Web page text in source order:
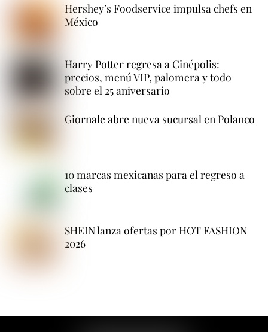
Hershey’s Foodservice impulsa chefs en
México
Harry Potter regresa a Cinépolis:
precios, menú VIP, palomera y todo
sobre el 25 aniversario
Giornale abre nueva sucursal en Polanco
10 marcas mexicanas para el regreso a
clases
SHEIN lanza ofertas por HOT FASHION
2026